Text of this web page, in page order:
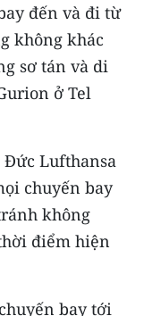
đến và đi từ
không khác
sơ tán và di
ở Tel
Lufthansa
chuyến bay
không
điểm hiện
bay tới